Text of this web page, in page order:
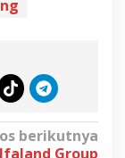
berikutnya
Group